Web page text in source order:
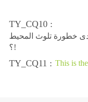
TY_CQ10 :
خطورة تلوث المحيط
؟!
TY_CQ11 : This is